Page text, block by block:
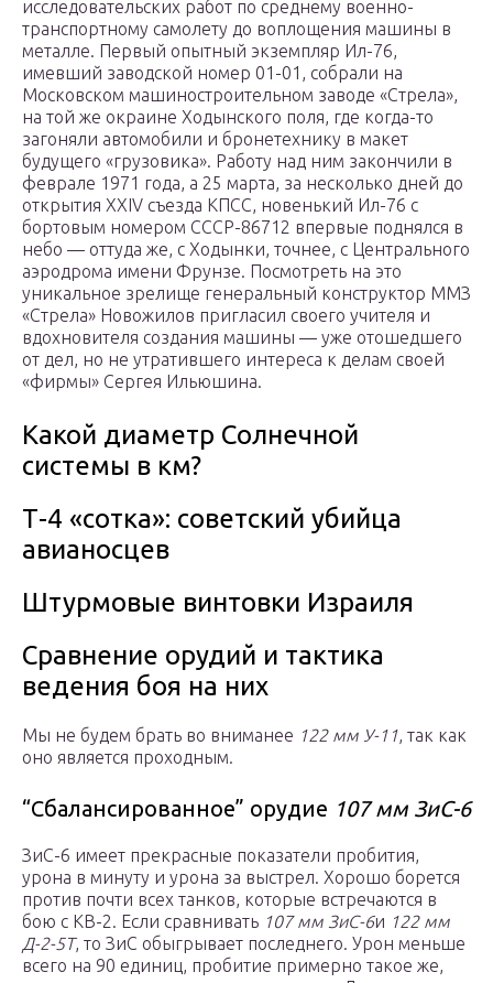
исследовательских работ по среднему военно-
транспортному самолету до воплощения машины в
металле. Первый опытный экземпляр Ил-76,
имевший заводской номер 01-01, собрали на
Московском машиностроительном заводе «Стрела»,
на той же окраине Ходынского поля, где когда-то
загоняли автомобили и бронетехнику в макет
будущего «грузовика». Работу над ним закончили в
феврале 1971 года, а 25 марта, за несколько дней до
открытия XXIV съезда КПСС, новенький Ил-76 с
бортовым номером СССР-86712 впервые поднялся в
небо — оттуда же, с Ходынки, точнее, с Центрального
аэродрома имени Фрунзе. Посмотреть на это
уникальное зрелище генеральный конструктор ММЗ
«Стрела» Новожилов пригласил своего учителя и
вдохновителя создания машины — уже отошедшего
от дел, но не утратившего интереса к делам своей
«фирмы» Сергея Ильюшина.
Какой диаметр Солнечной
системы в км?
Т-4 «сотка»: советский убийца
авианосцев
Штурмовые винтовки Израиля
Сравнение орудий и тактика
ведения боя на них
Мы не будем брать во вниманее 122 мм У-11, так как
оно является проходным.
“Сбалансированное” орудие 107 мм ЗиС-6
ЗиС-6 имеет прекрасные показатели пробития,
урона в минуту и урона за выстрел. Хорошо борется
против почти всех танков, которые встречаются в
бою с КВ-2. Если сравнивать 107 мм ЗиС-6и 122 мм
Д-2-5Т, то ЗиС обыгрывает последнего. Урон меньше
всего на 90 единиц, пробитие примерно такое же,